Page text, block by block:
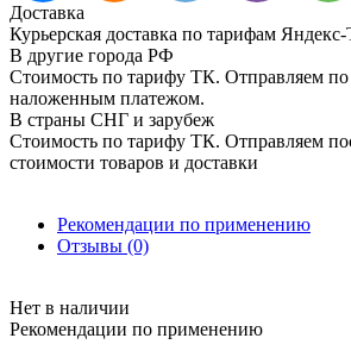
Доставка
Курьерская доставка по тарифам Яндекс-
В другие города РФ
Стоимость по тарифу ТК. Отправляем по
наложенным платежом.
В страны СНГ и зарубеж
Стоимость по тарифу ТК. Отправляем
стоимости товаров и доставки
Рекомендации по применению
Отзывы (0)
Нет в наличии
Рекомендации по применению